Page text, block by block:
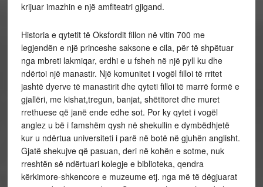
krijuar imazhin e një amfiteatri gjigand.
Historia e qytetit të Oksfordit fillon në vitin 700 me
legjendën e një princeshe saksone e cila, për të shpëtuar
nga mbreti lakmiqar, erdhi e u fsheh në një pyll ku dhe
ndërtoi një manastir. Një komunitet i vogël filloi të rritet
jashtë dyerve të manastirit dhe qyteti filloi të marrë formë e
gjallëri, me kishat,tregun, banjat, shëtitoret dhe muret
rrethuese që janë ende edhe sot. Por ky qytet i vogël
anglez u bë i famshëm qysh në shekullin e dymbëdhjetë
kur u ndërtua universiteti i parë në botë në gjuhën anglisht.
Gjatë shekujve që pasuan, deri në kohën e sotme, nuk
rreshtën së ndërtuari kolegje e biblioteka, qendra
kërkimore-shkencore e muzeume etj. nga më të dëgjuarat